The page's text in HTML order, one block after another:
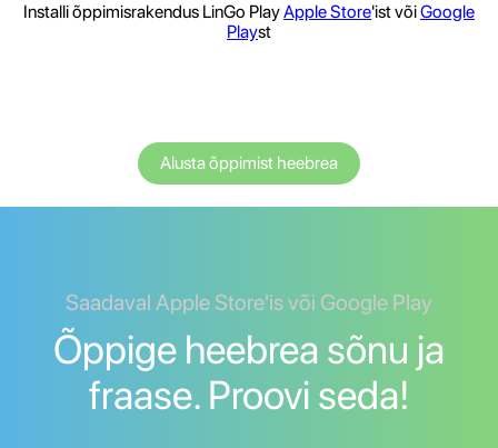
Installi õppimisrakendus LinGo PlayApple Store'ist võiGoogle
Playst
Alusta õppimist heebrea
Saadaval Apple Store'is või Google Play
Õppige heebrea sõnu ja
fraase. Proovi seda!